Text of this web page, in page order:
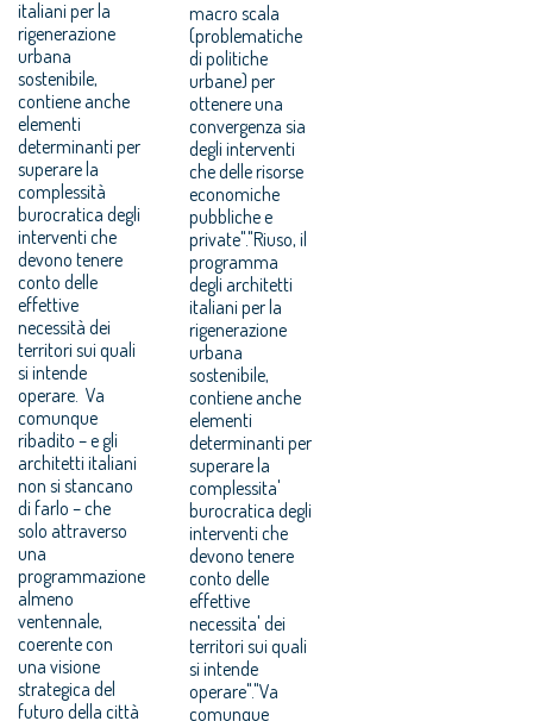
italiani per la
rigenerazione
urbana
sostenibile,
contiene anche
elementi
determinanti per
superare la
complessità
burocratica degli
interventi che
devono tenere
conto delle
effettive
necessità dei
territori sui quali
si intende
operare. Va
comunque
ribadito – e gli
architetti italiani
non si stancano
di farlo – che
solo attraverso
una
programmazione
almeno
ventennale,
coerente con
una visione
strategica del
futuro della città
macro scala
(problematiche
di politiche
urbane) per
ottenere una
convergenza sia
degli interventi
che delle risorse
economiche
pubbliche e
private"."Riuso, il
programma
degli architetti
italiani per la
rigenerazione
urbana
sostenibile,
contiene anche
elementi
determinanti per
superare la
complessita'
burocratica degli
interventi che
devono tenere
conto delle
effettive
necessita' dei
territori sui quali
si intende
operare"."Va
comunque